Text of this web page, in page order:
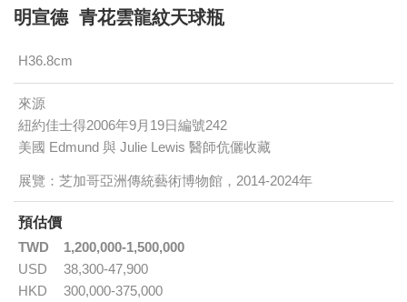
明宣德 青花雲龍紋天球瓶
H36.8cm
來源
紐約佳士得2006年9月19日編號242
美國 Edmund 與 Julie Lewis 醫師伉儷收藏
展覽：芝加哥亞洲傳統藝術博物館，2014-2024年
預估價
TWD
1,200,000-1,500,000
USD
38,300-47,900
HKD
300,000-375,000